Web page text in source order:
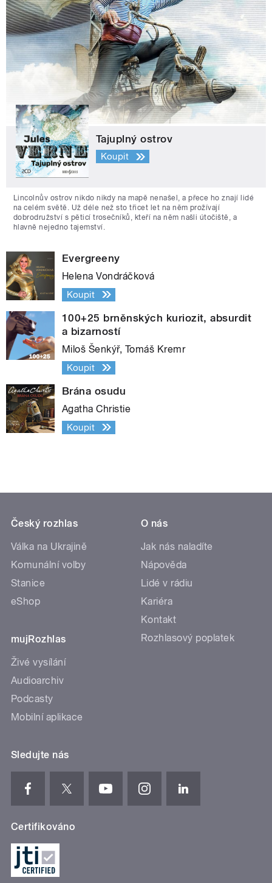
Tajuplný ostrov
Koupit
Lincolnův ostrov nikdo nikdy na mapě nenašel, a přece ho znají lidé
na celém světě. Už déle než sto třicet let na něm prožívají
dobrodružství s pěticí trosečníků, kteří na něm našli útočiště, a
hlavně nejedno tajemství.
Evergreeny
Helena Vondráčková
Koupit
100+25 brněnských kuriozit, absurdit
a bizarností
Miloš Šenkýř, Tomáš Kremr
Koupit
Brána osudu
Agatha Christie
Koupit
Český rozhlas
Válka na Ukrajině
Komunální volby
Stanice
eShop
mujRozhlas
Živé vysílání
Audioarchiv
Podcasty
Mobilní aplikace
O nás
Jak nás naladíte
Nápověda
Lidé v rádiu
Kariéra
Kontakt
Rozhlasový poplatek
Sledujte nás
Certifikováno